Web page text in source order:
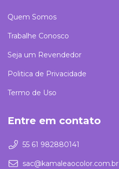
Quem Somos
Trabalhe Conosco
Seja um Revendedor
Politica de Privacidade
Termo de Uso
Entre em contato
55 61 982880141
sac@kamaleaocolor.com.br